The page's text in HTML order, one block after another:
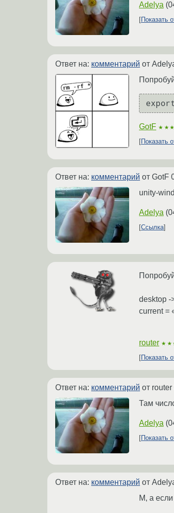
Adelya (
Показать
Ответ на: комментарий от
GotF
Показать
Ответ на: комментарий от GotF
unity-
Adelya (
Ссылка
desktop -
current =
router
Показать
Ответ на: комментарий от router
Там
Adelya (
Показать
Ответ на: комментарий от
М, а